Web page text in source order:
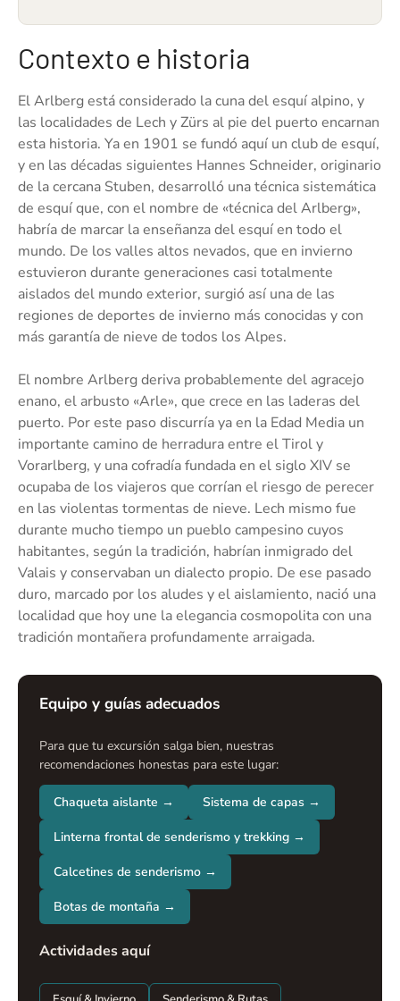
Contexto e historia
El Arlberg está considerado la cuna del esquí alpino, y
las localidades de Lech y Zürs al pie del puerto encarnan
esta historia. Ya en 1901 se fundó aquí un club de esquí,
y en las décadas siguientes Hannes Schneider, originario
de la cercana Stuben, desarrolló una técnica sistemática
de esquí que, con el nombre de «técnica del Arlberg»,
habría de marcar la enseñanza del esquí en todo el
mundo. De los valles altos nevados, que en invierno
estuvieron durante generaciones casi totalmente
aislados del mundo exterior, surgió así una de las
regiones de deportes de invierno más conocidas y con
más garantía de nieve de todos los Alpes.
El nombre Arlberg deriva probablemente del agracejo
enano, el arbusto «Arle», que crece en las laderas del
puerto. Por este paso discurría ya en la Edad Media un
importante camino de herradura entre el Tirol y
Vorarlberg, y una cofradía fundada en el siglo XIV se
ocupaba de los viajeros que corrían el riesgo de perecer
en las violentas tormentas de nieve. Lech mismo fue
durante mucho tiempo un pueblo campesino cuyos
habitantes, según la tradición, habrían inmigrado del
Valais y conservaban un dialecto propio. De ese pasado
duro, marcado por los aludes y el aislamiento, nació una
localidad que hoy une la elegancia cosmopolita con una
tradición montañera profundamente arraigada.
Equipo y guías adecuados
Para que tu excursión salga bien, nuestras
recomendaciones honestas para este lugar:
Chaqueta aislante → Sistema de capas →
Linterna frontal de senderismo y trekking →
Calcetines de senderismo →
Botas de montaña →
Actividades aquí